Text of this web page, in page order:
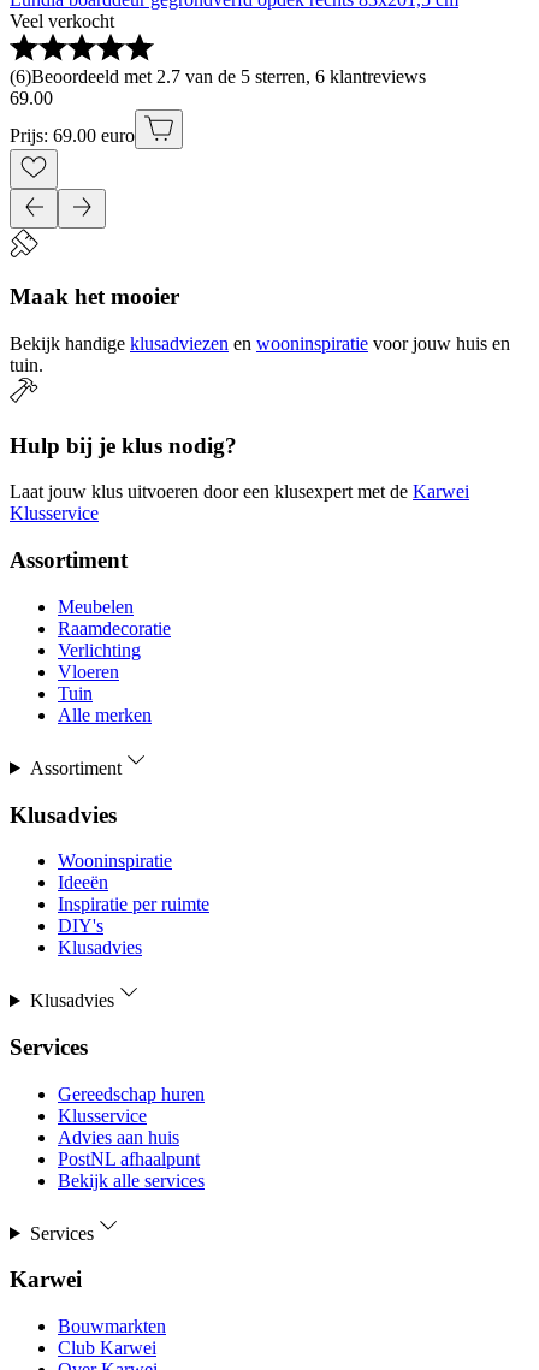
Veel verkocht
(6)Beoordeeld met 2.7 van de 5 sterren, 6 klantreviews
69.00
Prijs: 69.00 euro
Maak het mooier
Bekijk handige klusadviezen en wooninspiratie voor jouw huis en
tuin.
Hulp bij je klus nodig?
Laat jouw klus uitvoeren door een klusexpert met de Karwei
Klusservice
Assortiment
Meubelen
Raamdecoratie
Verlichting
Vloeren
Tuin
Alle merken
Assortiment
Klusadvies
Wooninspiratie
Ideeën
Inspiratie per ruimte
DIY's
Klusadvies
Klusadvies
Services
Gereedschap huren
Klusservice
Advies aan huis
PostNL afhaalpunt
Bekijk alle services
Services
Karwei
Bouwmarkten
Club Karwei